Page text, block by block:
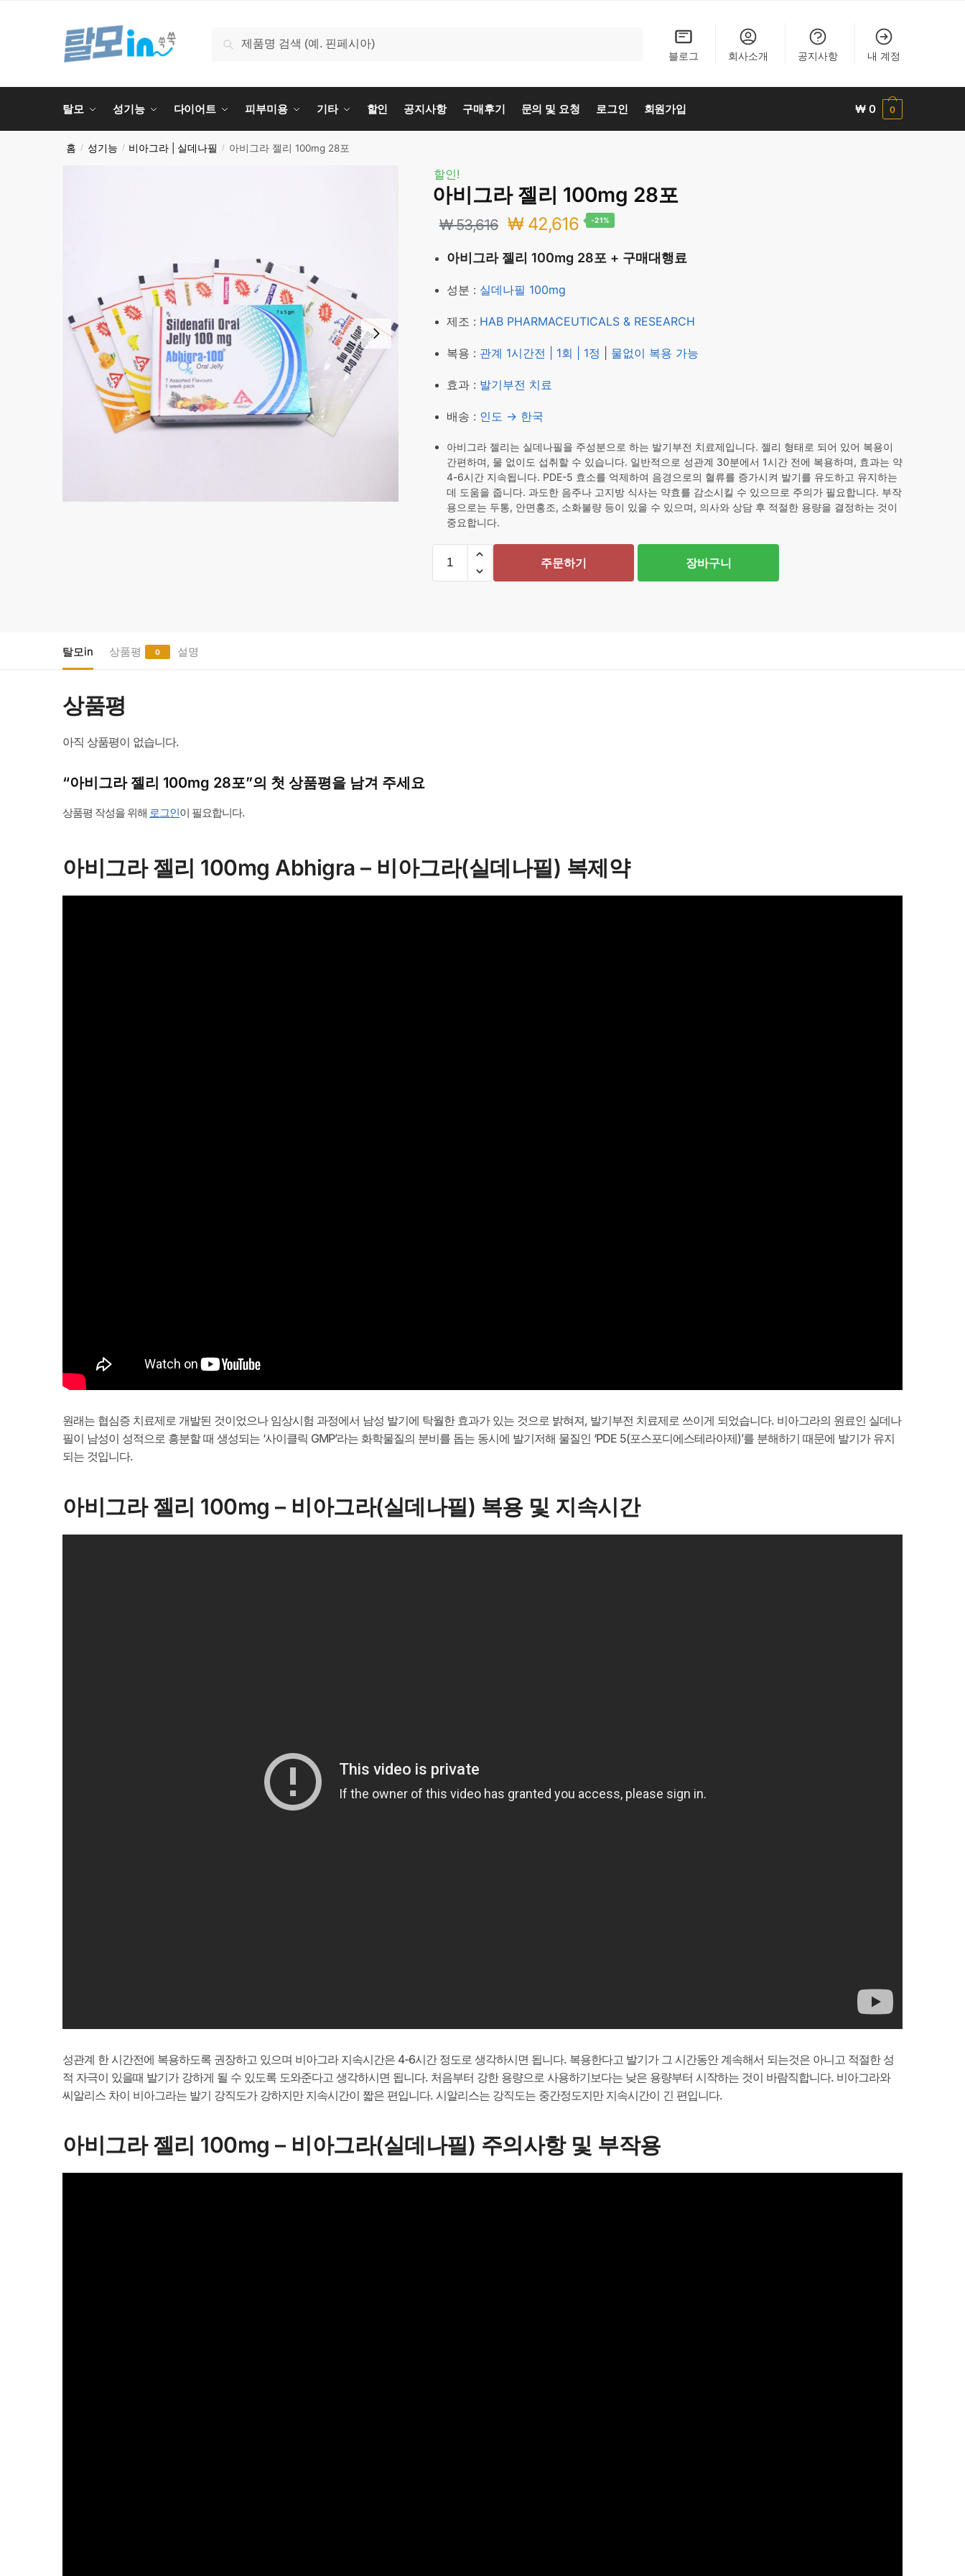
검색
블로그
회사소개 공지사항 내 계정
탈모 성기능 다이어트 피부미용 기타 할인 공지사항 구매후기 문의 및 요청 로그인 회원가입 ₩ 0 0
홈 / 성기능 / 비아그라 | 실데나필 / 아비그라 젤리 100mg 28포
할인!
아비그라 젤리 100mg 28포
₩53,616 원
래
₩ 53,616.
₩42,616현
재
₩ 42,616.
-21%
아비그라 젤리 100mg 28포 + 구매대행료
성분 : 실데나필 100mg
제조 : HAB PHARMACEUTICALS & RESEARCH
복용 : 관계 1시간전 | 1회 | 1정 물없이 복용 가능
효과 : 발기부전 치료
배송 : 인도 → 한국
아비그라 젤리는 실데나필을 주성분으로 하는 발기부전 치료제입니다. 젤리 형태로 되어 있어 복용이
간편하며, 물 없이도 섭취할 수 있습니다. 일반적으로 성관계 30분에서 1시간 전에 복용하며, 효과는 약
4-6시간 지속됩니다. PDE-5 효소를 억제하여 음경으로의 혈류를 증가시켜 발기를 유도하고 유지하는
데 도움을 줍니다. 과도한 음주나 고지방 식사는 약효를 감소시킬 수 있으므로 주의가 필요합니다. 부작
용으로는 두통, 안면홍조, 소화불량 등이 있을 수 있으며, 의사와 상담 후 적절한 용량을 결정하는 것이
중요합니다.
주문하기 장바구니
탈모in 상품평 0 설명
상품평
아직 상품평이 없습니다.
“아비그라 젤리 100mg 28포”의 첫 상품평을 남겨 주세요
상품평 작성을 위해 로그인이 필요합니다.
아비그라 젤리 100mg Abhigra – 비아그라(실데나필) 복제약
원래는 협심증 치료제로 개발된 것이었으나 임상시험 과정에서 남성 발기에 탁월한 효과가 있는 것으로 밝혀져, 발기부전 치료제로 쓰이게 되었습니다. 비아그라의 원료인 실데나
필이 남성이 성적으로 흥분할 때 생성되는 ‘사이클릭 GMP’라는 화학물질의 분비를 돕는 동시에 발기저해 물질인 ‘PDE 5(포스포디에스테라아제)’를 분해하기 때문에 발기가 유지
되는 것입니다.
아비그라 젤리 100mg – 비아그라(실데나필) 복용 및 지속시간
성관계 한 시간전에 복용하도록 권장하고 있으며 비아그라 지속시간은 4-6시간 정도로 생각하시면 됩니다. 복용한다고 발기가 그 시간동안 계속해서 되는것은 아니고 적절한 성
적 자극이 있을때 발기가 강하게 될 수 있도록 도와준다고 생각하시면 됩니다. 처음부터 강한 용량으로 사용하기보다는 낮은 용량부터 시작하는 것이 바람직합니다. 비아그라와
씨알리스 차이 비아그라는 발기 강직도가 강하지만 지속시간이 짧은 편입니다. 시알리스는 강직도는 중간정도지만 지속시간이 긴 편입니다.
아비그라 젤리 100mg – 비아그라(실데나필) 주의사항 및 부작용